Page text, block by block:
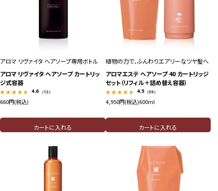
アロマ リヴァイタ ヘアソープ専用ボトル
アロマ リヴァイタ ヘアソープ カートリッ
ジ式容器
4.6 （12）
660円(税込)
カートに入れる
植物の力で、ふんわりエアリーなツヤ髪へ
アロマエステ ヘアソープ 40 カートリッジ
セット（リフィル＋詰め替え容器）
4.5 （59）
4,950円(税込)600ml
カートに入れる